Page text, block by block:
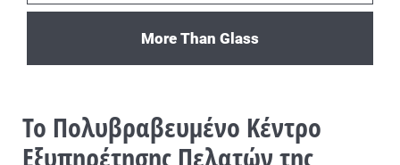
More Than Glass
Το Πολυβραβευμένο Κέντρο